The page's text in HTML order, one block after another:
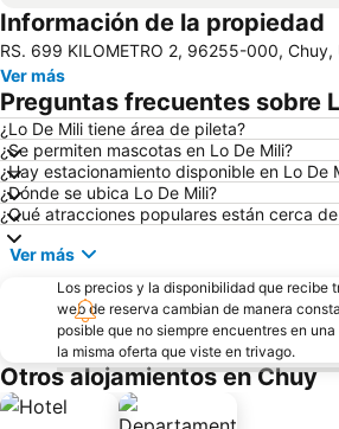
Información de la propiedad
RS. 699 KILOMETRO 2, 96255-000, Chuy,
Ver más
Preguntas frecuentes sobre
¿Lo De Mili tiene área de pileta?
¿Se permiten mascotas en Lo De Mili?
¿Hay estacionamiento disponible en Lo De
¿Dónde se ubica Lo De Mili?
¿Qué atracciones populares están cerca
Ver más
Los precios y la disponibilidad que recibe
web de reserva cambian de manera
posible que no siempre encuentres en
la misma oferta que viste en trivago.
Otros alojamientos en Chuy